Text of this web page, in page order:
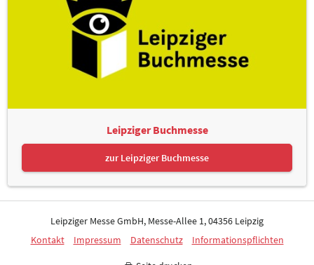
Leipziger Buchmesse
zur Leipziger Buchmesse
Leipziger Messe GmbH, Messe-Allee 1, 04356 Leipzig
Kontakt
Impressum Datenschutz Informationspflichten